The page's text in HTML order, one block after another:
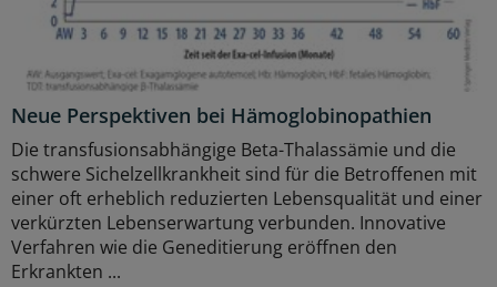
Neue Perspektiven bei Hämoglobinopathien
Die transfusionsabhängige Beta-Thalassämie und die
schwere Sichelzellkrankheit sind für die Betroffenen mit
einer oft erheblich reduzierten Lebensqualität und einer
verkürzten Lebenserwartung verbunden. Innovative
Verfahren wie die Geneditierung eröffnen den
Erkrankten ...